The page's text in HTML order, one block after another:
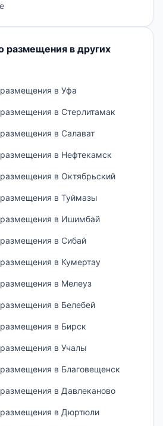
размещения в других
в Уфа
в Стерлитамак
в Салават
в Нефтекамск
в Октябрьский
в Туймазы
размещения в Ишимбай
в Сибай
в Кумертау
в Мелеуз
в Белебей
в Бирск
в Учалы
в Благовещенск
в Давлеканово
размещения в Дюртюли